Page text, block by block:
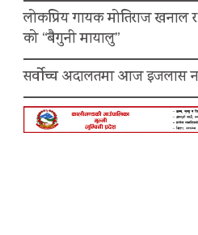
लोकप्रिय गायक मोतिराज खनाल
को “बैगुनी मायालु”
सर्वोच्च अदालतमा आज इजलास